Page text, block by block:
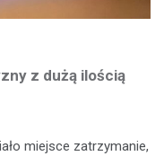
z dużą ilością
miejsce zatrzymanie,